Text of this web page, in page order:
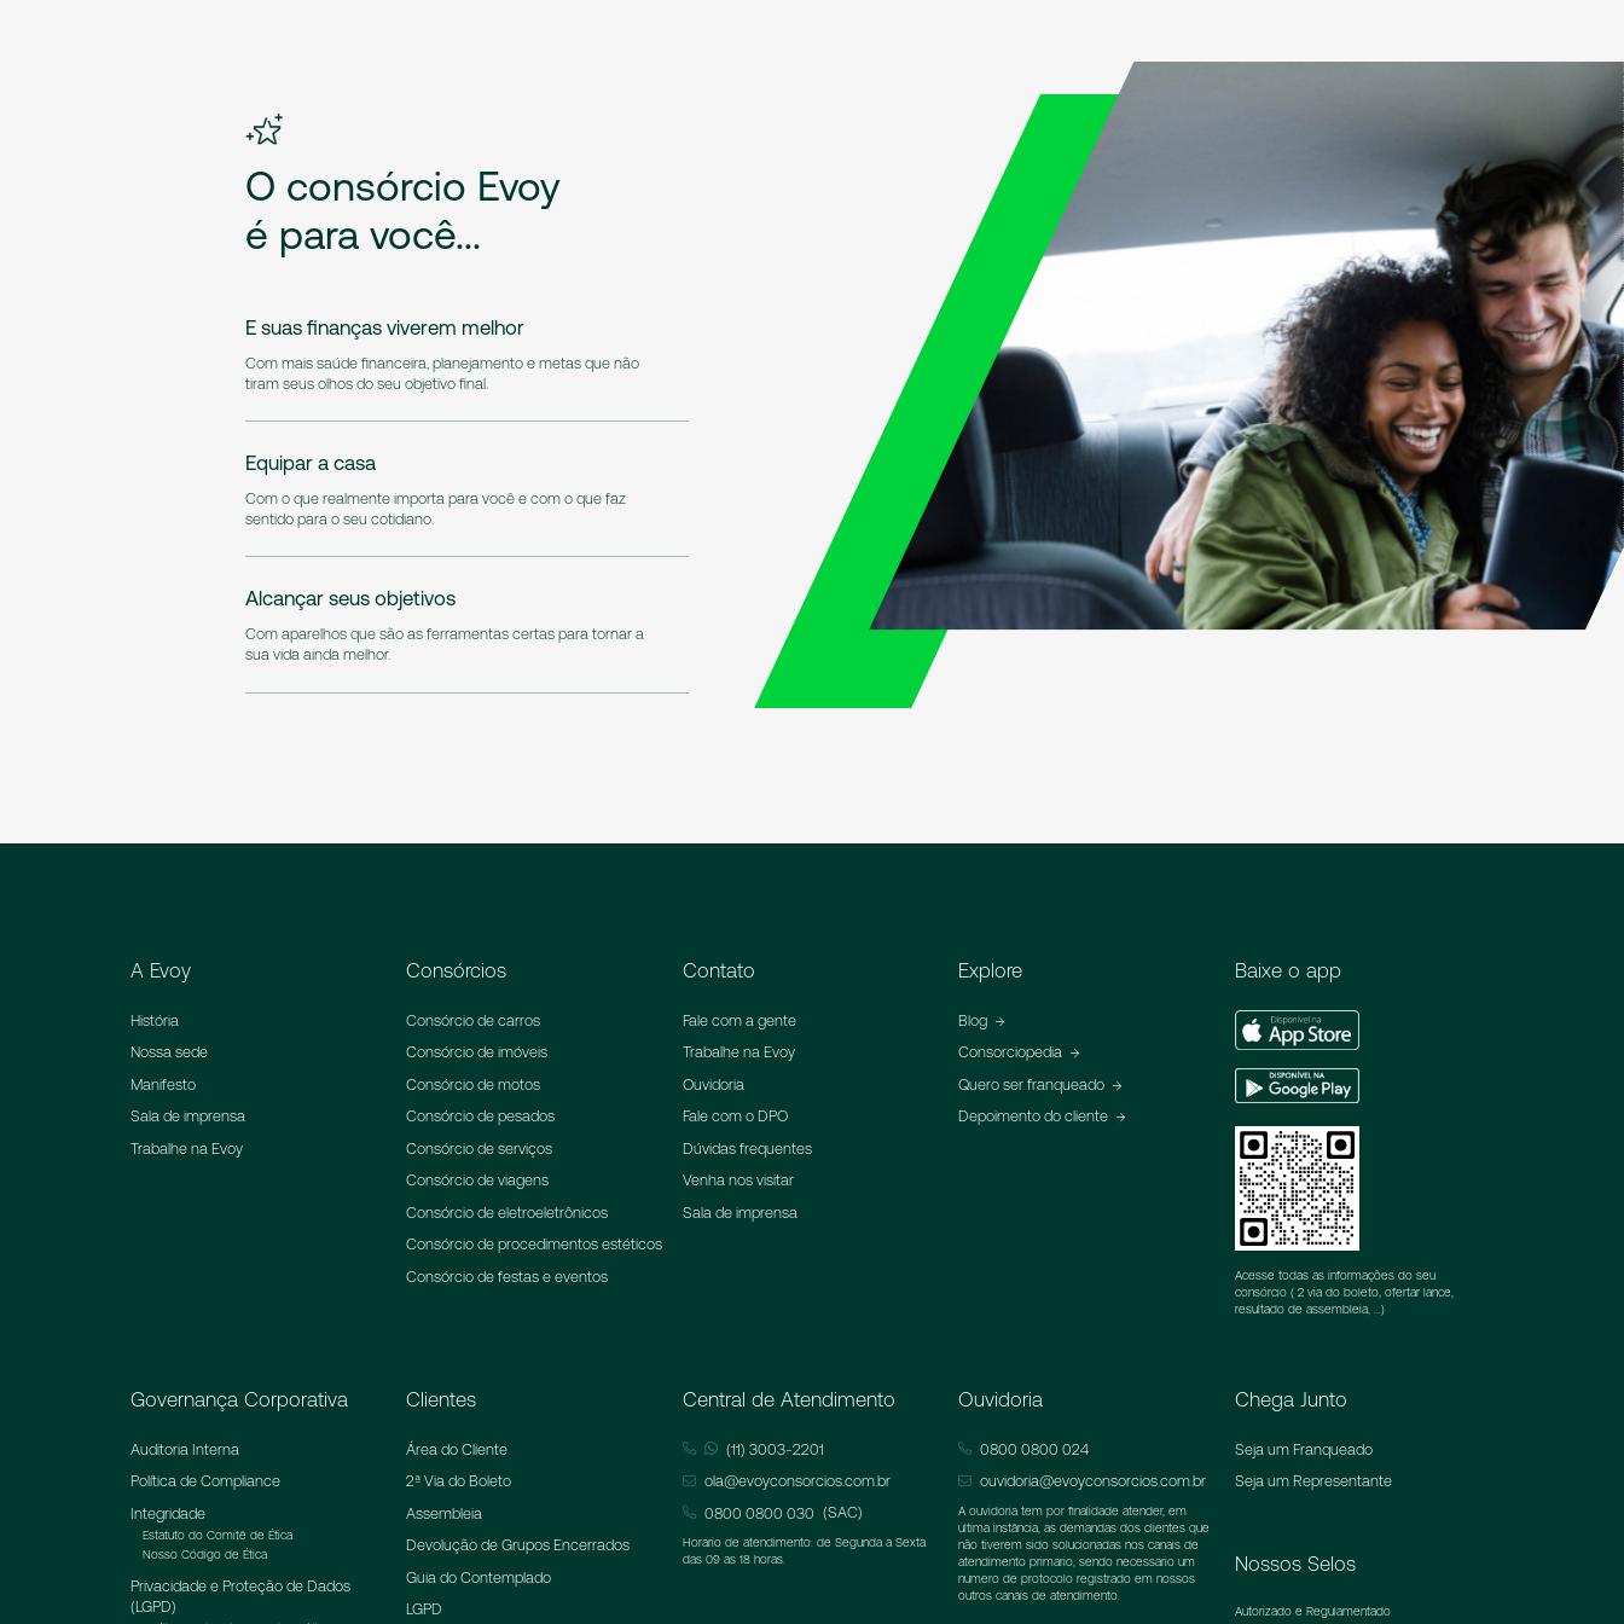
O consórcio Evoy
é para você...
E suas finanças viverem melhor
Com mais saúde financeira, planejamento e metas que não
tiram seus olhos do seu objetivo final.
Equipar a casa
Com o que realmente importa para você e com o que faz
sentido para o seu cotidiano.
Alcançar seus objetivos
Com aparelhos que são as ferramentas certas para tornar a
sua vida ainda melhor.
A Evoy
História
Nossa sede
Manifesto
Sala de imprensa
Trabalhe na Evoy
Consórcios
Consórcio de carros
Consórcio de imóveis
Consórcio de motos
Consórcio de pesados
Consórcio de serviços
Consórcio de viagens
Consórcio de eletroeletrônicos
Consórcio de procedimentos estéticos
Consórcio de festas e eventos
Contato
Fale com a gente
Trabalhe na Evoy
Ouvidoria
Fale com o DPO
Dúvidas frequentes
Venha nos visitar
Sala de imprensa
Explore
Blog
Consorciopedia
Quero ser franqueado
Depoimento do cliente
Baixe o app
Play
Acesse todas as informações do seu
consórcio ( 2 via do boleto, ofertar lance,
resultado de assembleia, ...)
Governança Corporativa
Auditoria Interna
Política de Compliance
Integridade
Estatuto do Comitê de Ética
Nosso Código de Ética
Privacidade e Proteção de Dados
(LGPD)
Clientes
Área do Cliente
2ª Via do Boleto
Assembleia
Devolução de Grupos Encerrados
Guia do Contemplado
LGPD
Central de Atendimento
(11) 3003-2201
ola@evoyconsorcios.com.br
0800 0800 030 (SAC)
Horário de atendimento: de Segunda à Sexta
das 09 as 18 horas.
Ouvidoria
0800 0800 024
ouvidoria@evoyconsorcios.com.br
A ouvidoria tem por finalidade atender, em
última instância, as demandas dos clientes que
não tiverem sido solucionadas nos canais de
atendimento primário, sendo necessário um
número de protocolo registrado em nossos
outros canais de atendimento.
Chega Junto
Seja um Franqueado
Seja um Representante
Nossos Selos
Autorizado e Regulamentado